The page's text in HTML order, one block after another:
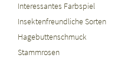
Interessantes Farbspiel
Insektenfreundliche Sorten
Hagebuttenschmuck
Stammrosen